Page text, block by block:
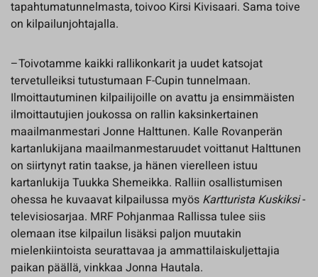
tapahtumatunnelmasta, toivoo Kirsi Kivisaari. Sama toive
on kilpailunjohtajalla.
–Toivotamme kaikki rallikonkarit ja uudet katsojat
tervetulleiksi tutustumaan F-Cupin tunnelmaan.
Ilmoittautuminen kilpailijoille on avattu ja ensimmäisten
ilmoittautujien joukossa on rallin kaksinkertainen
maailmanmestari Jonne Halttunen. Kalle Rovanperän
kartanlukijana maailmanmestaruudet voittanut Halttunen
on siirtynyt ratin taakse, ja hänen vierelleen istuu
kartanlukija Tuukka Shemeikka. Ralliin osallistumisen
ohessa he kuvaavat kilpailussa myös Kartturista Kuskiksi-
televisiosarjaa. MRF Pohjanmaa Rallissa tulee siis
olemaan itse kilpailun lisäksi paljon muutakin
mielenkiintoista seurattavaa ja ammattilaiskuljettajia
paikan päällä, vinkkaa Jonna Hautala.